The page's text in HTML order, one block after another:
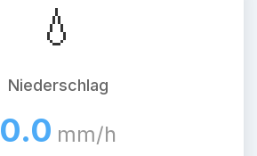
💧
Niederschlag
0.0 mm/h